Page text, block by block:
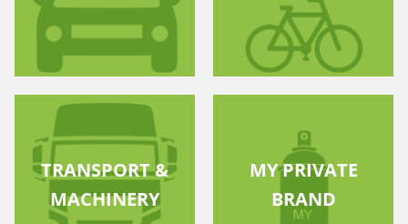
TRANSPORT &
MACHINERY
MY PRIVATE
BRAND